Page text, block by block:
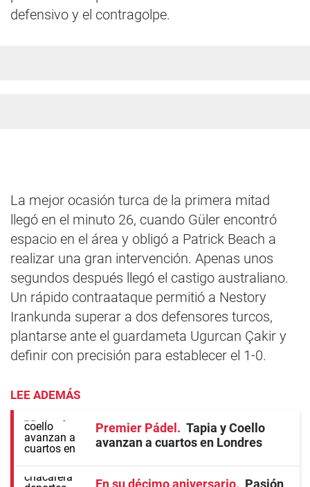
defensivo y el contragolpe.
La mejor ocasión turca de la primera mitad
llegó en el minuto 26, cuando Güler encontró
espacio en el área y obligó a Patrick Beach a
realizar una gran intervención. Apenas unos
segundos después llegó el castigo australiano.
Un rápido contraataque permitió a Nestory
Irankunda superar a dos defensores turcos,
plantarse ante el guardameta Ugurcan Çakir y
definir con precisión para establecer el 1-0.
LEE ADEMÁS
Premier Pádel
Tapia y Coello
avanzan a cuartos en Londres
En su décimo aniversario Pasión